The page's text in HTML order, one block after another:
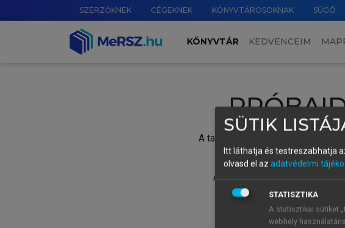
SZERZŐKNEK CÉGEKNEK KÖNYVTÁROSOKNAK SÚGÓ
KÖNYVTÁR KEDVENCEIM
A tartalom megtekintéséhez lépj
Új
A próbaidőszak elindításához,
A regisztráció
SÜTIK
Itt láthatja és testreszabhatja
olvasd el az adatvédelmi
STATISZTIKA
A statisztikai sütiket
webhely